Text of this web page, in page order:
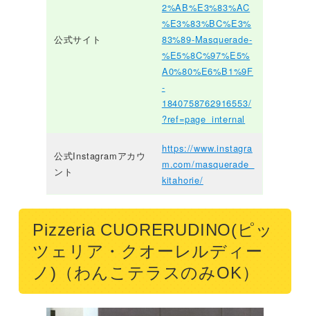
公式サイト
2%AB%E3%83%AC
%E3%83%BC%E3%
83%89-Masquerade-
%E5%8C%97%E5%
A0%80%E6%B1%9F
-
1840758762916553/
?ref=page_internal
公式Instagramアカウ
ント
https://www.instagra
m.com/masquerade_
kitahorie/
Pizzeria CUORERUDINO(ピッ
ツェリア・クオーレルディー
ノ)（わんこテラスのみOK）